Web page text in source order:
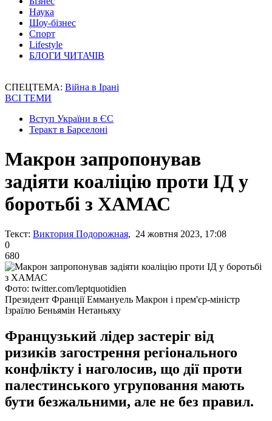
Наука
Шоу-бізнес
Спорт
Lifestyle
БЛОГИ ЧИТАЧІВ
СПЕЦТЕМА: Війна в Ірані
ВСІ ТЕМИ
Вступ України в ЄС
Теракт в Барселоні
Макрон запропонував
задіяти коаліцію проти ІД у
боротьбі з ХАМАС
Текст: Виктория Подорожная, 24 жовтня 2023, 17:08
0
680
Фото: twitter.com/leptquotidien
Президент Франції Еммануель Макрон і прем'єр-міністр
Ізраїлю Беньямін Нетаньяху
Французький лідер застеріг від
ризиків загострення регіонального
конфлікту і наголосив, що дії проти
палестинського угруповання мають
бути безжальними, але не без правил.